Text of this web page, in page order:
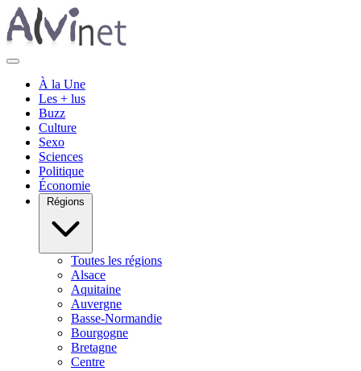
À la Une
Les + lus
Buzz
Culture
Sexo
Sciences
Politique
Économie
Régions
Toutes les régions
Alsace
Aquitaine
Auvergne
Basse-Normandie
Bourgogne
Bretagne
Centre